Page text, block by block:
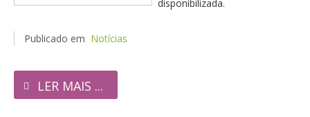
disponibilizada.
Publicado em Notícias
LER MAIS ...